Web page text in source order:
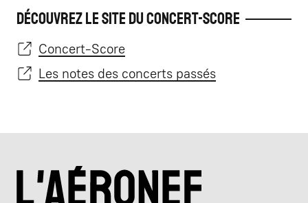
Découvrez le site du Concert-Score
Concert-Score
Les notes des concerts passés